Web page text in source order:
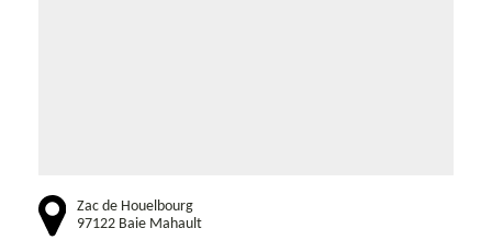
Zac de Houelbourg
97122 Baie Mahault